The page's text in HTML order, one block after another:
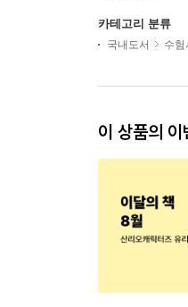
카테고리 분류
국내도서 수험
이 상품의 이